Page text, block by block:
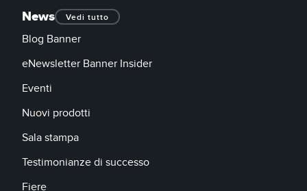
News Vedi tutto
Blog Banner
eNewsletter Banner Insider
Eventi
Nuovi prodotti
Sala stampa
Testimonianze di successo
Fiere